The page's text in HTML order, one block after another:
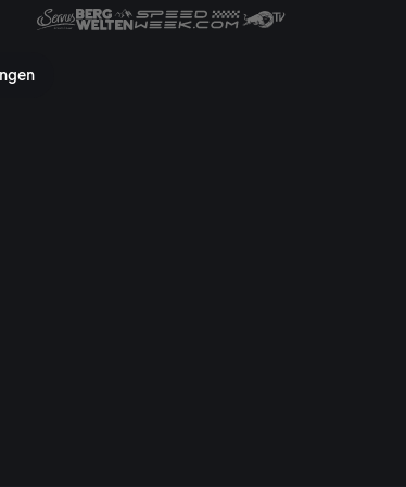
TV-Programm,